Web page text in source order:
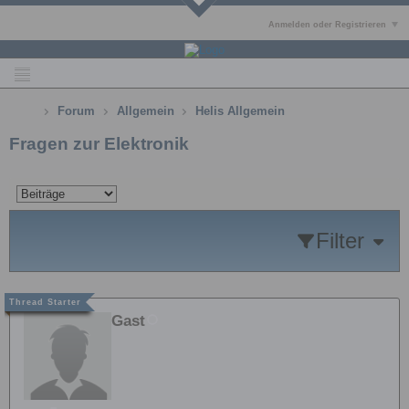
Anmelden oder Registrieren
Forum Allgemein Helis Allgemein
Fragen zur Elektronik
Filter
Gast